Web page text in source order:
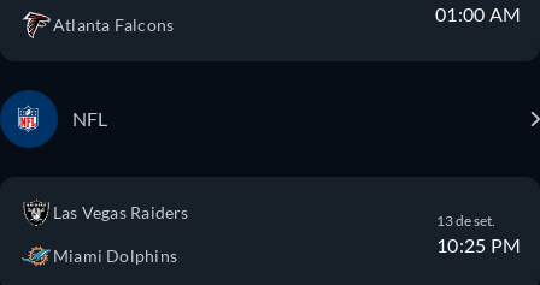
Atlanta Falcons 01:00 AM
NFL
Las Vegas Raiders
Miami Dolphins
13 de set.
10:25 PM